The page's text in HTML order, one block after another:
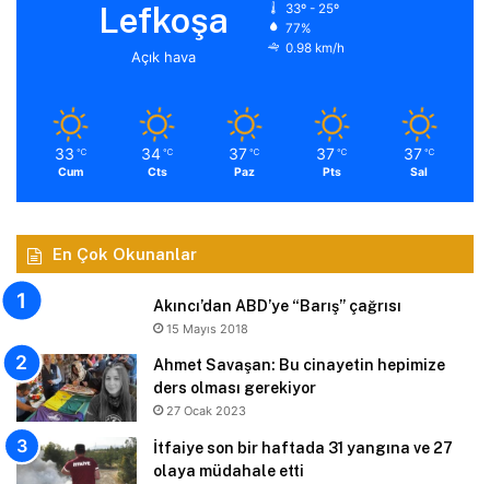
Lefkoşa
Açık hava
33º - 25º
77%
0.98 km/h
33 ℃
Cum
34 ℃
Cts
37 ℃
Paz
37 ℃
Pts
37 ℃
Sal
En Çok Okunanlar
Akıncı’dan ABD’ye “Barış” çağrısı
15 Mayıs 2018
Ahmet Savaşan: Bu cinayetin hepimize
ders olması gerekiyor
27 Ocak 2023
İtfaiye son bir haftada 31 yangına ve 27
olaya müdahale etti